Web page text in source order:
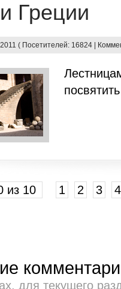
Греции
( Посетителей: 16824 |
из 10 1 2 3 4
для текущего